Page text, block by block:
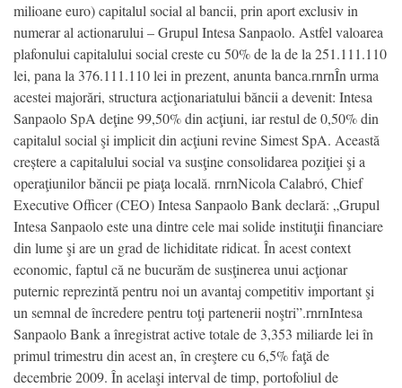
milioane euro) capitalul social al bancii, prin aport exclusiv in
numerar al actionarului – Grupul Intesa Sanpaolo. Astfel valoarea
plafonului capitalului social creste cu 50% de la de la 251.111.110
lei, pana la 376.111.110 lei in prezent, anunta banca.rnrnÎn urma
acestei majorări, structura acţionariatului băncii a devenit: Intesa
Sanpaolo SpA deţine 99,50% din acţiuni, iar restul de 0,50% din
capitalul social şi implicit din acţiuni revine Simest SpA. Această
creștere a capitalului social va susţine consolidarea poziţiei şi a
operaţiunilor băncii pe piaţa locală. rnrnNicola Calabró, Chief
Executive Officer (CEO) Intesa Sanpaolo Bank declară: „Grupul
Intesa Sanpaolo este una dintre cele mai solide instituţii financiare
din lume şi are un grad de lichiditate ridicat. În acest context
economic, faptul că ne bucurăm de susţinerea unui acţionar
puternic reprezintă pentru noi un avantaj competitiv important şi
un semnal de încredere pentru toţi partenerii noştri”.rnrnIntesa
Sanpaolo Bank a înregistrat active totale de 3,353 miliarde lei în
primul trimestru din acest an, în creştere cu 6,5% faţă de
decembrie 2009. În acelaşi interval de timp, portofoliul de